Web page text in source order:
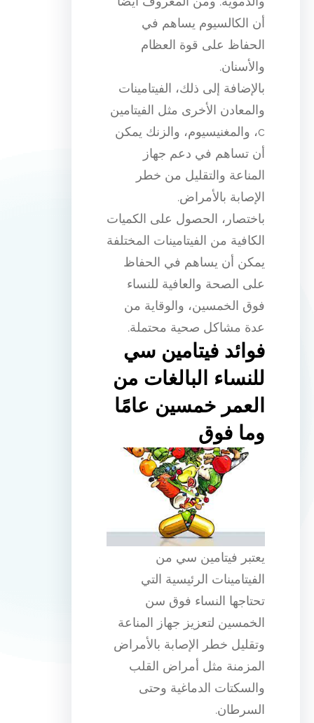
أن الكالسيوم يساهم في
الحفاظ على قوة العظام
والأسنان.
بالإضافة إلى ذلك، الفيتامينات
والمعادن الأخرى مثل الفيتامين
c، والمغنيسيوم، والزنك يمكن
أن تساهم في دعم جهاز
المناعة والتقليل من خطر
الإصابة بالأمراض.
باختصار، الحصول على الكميات
الكافية من الفيتامينات المختلفة
يمكن أن يساهم في الحفاظ
على الصحة والعافية للنساء
فوق الخمسين، والوقاية من
عدة مشاكل صحية محتملة.
فوائد فيتامين سي
للنساء البالغات من
العمر خمسين عامًا
وما فوق
يعتبر فيتامين سي من
الفيتامينات الرئيسية التي
تحتاجها النساء فوق سن
الخمسين لتعزيز جهاز المناعة
وتقليل خطر الإصابة بالأمراض
المزمنة مثل أمراض القلب
والسكتات الدماغية وحتى
السرطان.